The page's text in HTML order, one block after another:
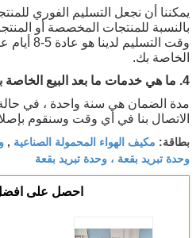
يمكننا أن نجعل التسليم الفوري
بالنسبة للمنتجات المخصصة أو
وقت
الخاصة بك.
4. ما هي خدمات ما بعد البيع الخاصة بك؟
مدة الضمان هي سنة واحدة ، في
الاتصال بنا في أي وقت وسنقوم
بطاقة: مكيف الهواء المحمولة الصناعية ,
وحدة تبريد بقعة ، وحدة تبريد بقعة
احصل على